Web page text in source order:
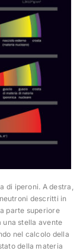
di iperoni. A destra,
descritti in
parte superiore
una stella avente
nel calcolo della
della materia